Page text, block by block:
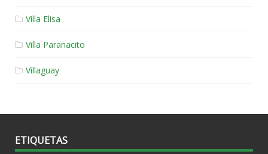
Villa Elisa
Villa Paranacito
Villaguay
ETIQUETAS